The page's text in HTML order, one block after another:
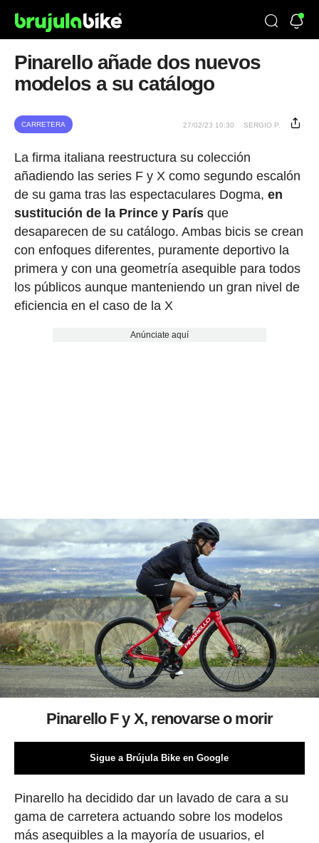
Pinarello añade dos nuevos
modelos a su catálogo
CARRETERA 27/02/23 10:30 SERGIO P.
La firma italiana reestructura su colección
añadiendo las series F y X como segundo escalón
de su gama tras las espectaculares Dogma, en
sustitución de la Prince y Parísque
desaparecen de su catálogo. Ambas bicis se crean
con enfoques diferentes, puramente deportivo la
primera y con una geometría asequible para todos
los públicos aunque manteniendo un gran nivel de
eficiencia en el caso de la X
Anúnciate aquí
Pinarello F y X, renovarse o morir
Sigue a Brújula Bike en Google
Pinarello ha decidido dar un lavado de cara a su
gama de carretera actuando sobre los modelos
más asequibles a la mayoría de usuarios, el